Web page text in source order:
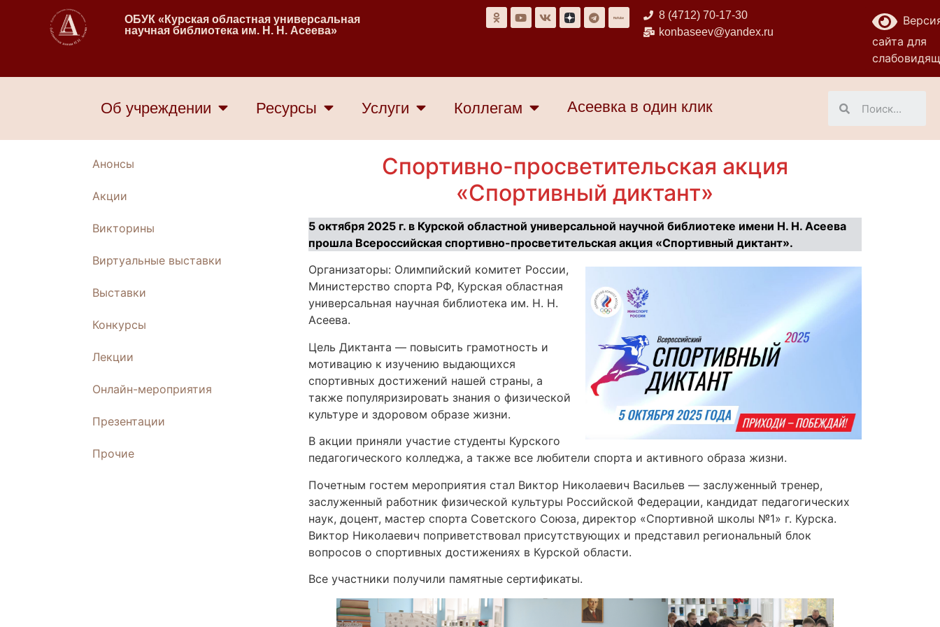
ОБУК «Курская областная универсальная
научная библиотека им. Н. Н. Асеева»
8 (4712) 70-17-30
konbaseev@yandex.ru
сайта для
Об учреждении Ресурсы Услуги Коллегам Асеевка в один клик
Анонсы
Акции
Викторины
Виртуальные выставки
Выставки
Конкурсы
Лекции
Онлайн-мероприятия
Презентации
Прочие
Спортивно­-просветительская акция
«Спортивный диктант»
5 октября 2025 г. в Курской областной универсальной научной библиотеке имени Н. Н. Асеева
прошла Всероссийская спортивно­-просветительская акция «Спортивный диктант».
Организаторы: Олимпийский комитет России,
Министерство спорта РФ, Курская областная
универсальная научная библиотека им. Н. Н.
Асеева.
Цель Диктанта — повысить грамотность и
мотивацию к изучению выдающихся
спортивных достижений нашей страны, а
также популяризировать знания о физической
культуре и здоровом образе жизни.
В акции приняли участие студенты Курского
педагогического колледжа, а также все любители спорта и активного образа жизни.
Почетным гостем мероприятия стал Виктор Николаевич Васильев — заслуженный тренер,
заслуженный работник физической культуры Российской Федерации, кандидат педагогических
наук, доцент, мастер спорта Советского Союза, директор «Спортивной школы №1» г. Курска.
Виктор Николаевич поприветствовал присутствующих и представил региональный блок
вопросов о спортивных достижениях в Курской области.
Все участники получили памятные сертификаты.